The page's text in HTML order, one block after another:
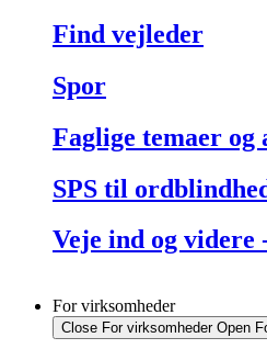
Find vejleder
Spor
Faglige temaer og
SPS til
Veje ind og videre
For virksomheder
Close For virksomheder Open